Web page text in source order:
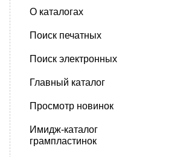
О каталогах
Поиск печатных
Поиск электронных
Главный каталог
Просмотр новинок
Имидж-каталог
грампластинок